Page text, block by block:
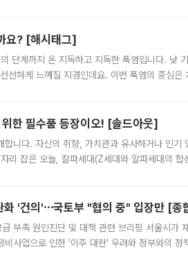
요? [해시태그]
의 단계까지 온 지독하고 지독한 폭염입니다. 낮
선하게 느껴질 지경인데요. 이번 폭염의 중심은
한 필수품 등장이오! [솔드아웃]
합니다. 자신의 취향, 가치관과 유사하거나 인기
리 잡은 오늘, 잘파세대(Z세대와 알파세대의 합
화 '건의'⋯국토부 "협의 중" 입장만 [종
부족 원인진단 및 대책 관련 브리핑 서울시가
사업으로 인한 '이주 대란' 우려와 정부와의 정